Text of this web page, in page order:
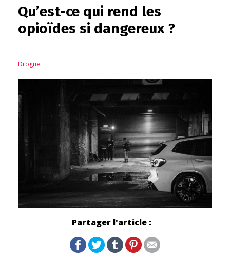
Qu’est-ce qui rend les
opioïdes si dangereux ?
Drogue
Partager l'article :